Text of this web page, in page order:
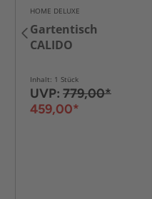
HOME DELUXE
Gartentisch
CALIDO
Inhalt: 1 Stück
UVP: 779,00*
459,00*